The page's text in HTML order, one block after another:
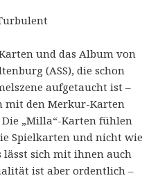
und das Album von
(ASS), die schon
aufgetaucht ist –
mit den Merkur-Karten
Die „Milla“-Karten fühlen
Spielkarten und nicht wie
lässt sich mit ihnen auch
ist aber ordentlich –